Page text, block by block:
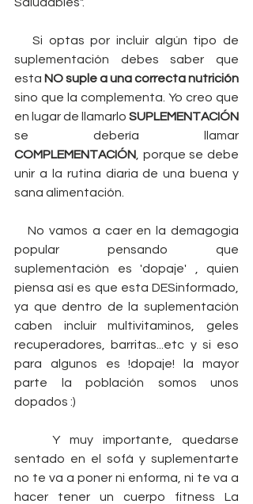
suplementación debes saber que
esta NO suple a una correcta nutrición
sino que la complementa. Yo creo que
en lugar de llamarlo SUPLEMENTACIÓN
COMPLEMENTACIÓN , porque se debe
unir a la rutina diaria de una buena y
sana alimentación.
   No vamos a caer en la demagogia
popular pensando que
suplementación es 'dopaje' , quien
piensa así es que esta DESinformado,
ya que dentro de la suplementación
caben incluir multivitaminos, geles
recuperadores, barritas...etc y si eso
para algunos es !dopaje! la mayor
parte la población somos unos
dopados :)
sentado en el sofá y suplementarte
no te va a poner ni enforma, ni te va a
hacer tener un cuerpo fitness La